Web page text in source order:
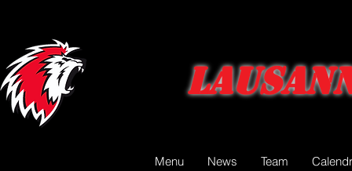
Menu News Team